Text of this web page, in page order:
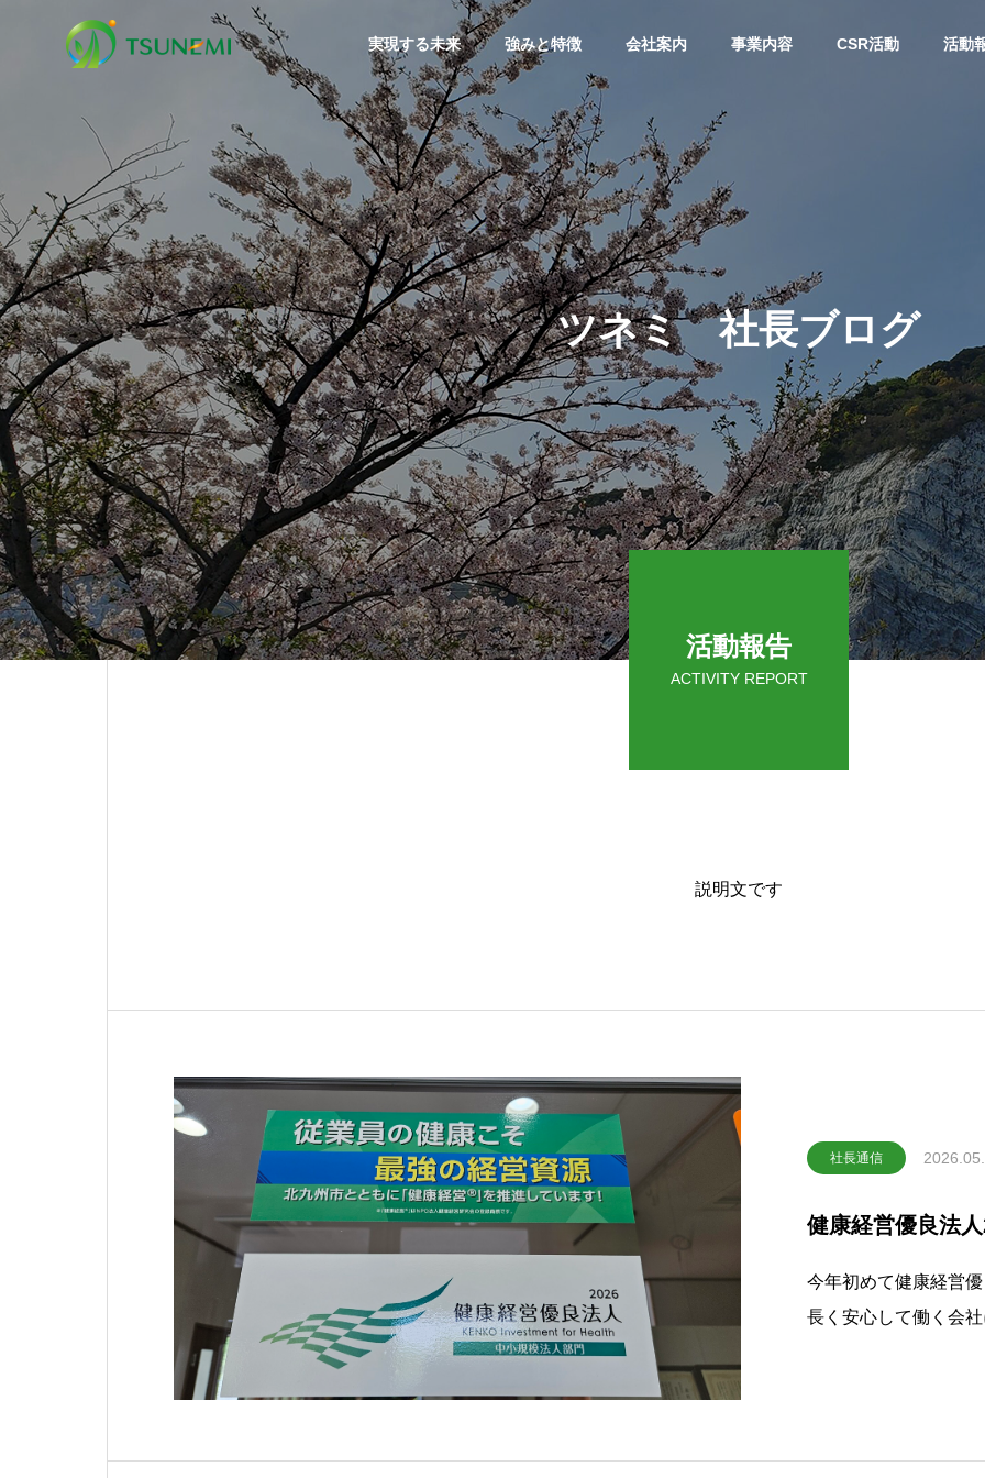
実現する未来 強みと特徴 会社案内 事業内容 CSR活動 活動
会社案内
Company
理念体系
PHILOSOPHY
会社概要
OUTLINE
沿革
HISTORY
事業案内
Business
産業廃棄物処理事業
Industrial Waste Disposal
建材事業
Building Materials
活動報告
Activity Report
教
園
プレスリリース
小学生が本物のショベル操作
に挑戦！「ゴミを捨てた、そ
の先」を学ぶ最終処分場のお
仕事体験！
プレスリリース
【被災地支援】「衣・食・
住」の『住』を支えたい。コ
ンクリート補修材を無償提供
いたします
高校生から学ぶ2日間～インタ
ビューシップが企業にもたら
す価値～
ツネミ 社長ブログ
活動報告
ACTIVITY REPORT
説明文です
社長通信
健康経営優良法
今年初めて健康経営
長く安心して働く会